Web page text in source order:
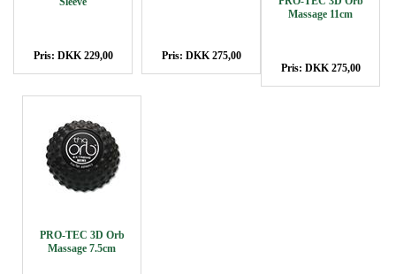
Pris: DKK 229,00 Pris: DKK 275,00
Massage 11cm
Pris: DKK 275,00
PRO-TEC 3D Orb
Massage 7.5cm